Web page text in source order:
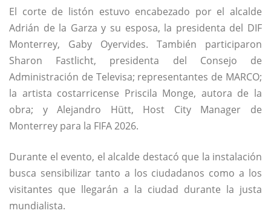
El corte de listón estuvo encabezado por el alcalde
Adrián de la Garza y su esposa, la presidenta del DIF
Monterrey, Gaby Oyervides. También participaron
Sharon Fastlicht, presidenta del Consejo de
Administración de Televisa; representantes de MARCO;
la artista costarricense Priscila Monge, autora de la
obra; y Alejandro Hütt, Host City Manager de
Monterrey para la FIFA 2026.
Durante el evento, el alcalde destacó que la instalación
busca sensibilizar tanto a los ciudadanos como a los
visitantes que llegarán a la ciudad durante la justa
mundialista.